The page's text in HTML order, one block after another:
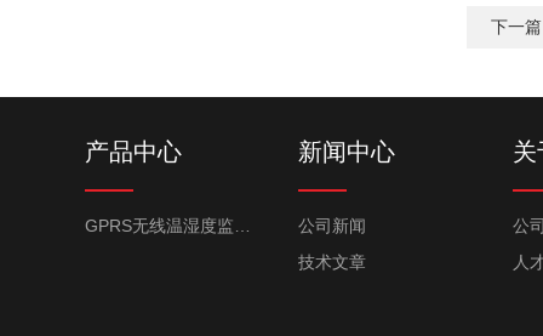
下一
产品中心 新闻中心
公司新闻
技术文章
关
公
人